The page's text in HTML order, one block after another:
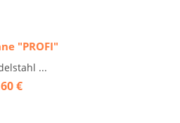
"PROFI"
...
€